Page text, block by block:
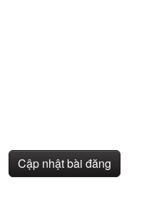
Cập nhật bài đăng